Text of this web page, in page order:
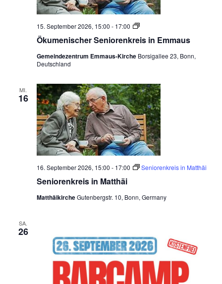
Ökumenischer Seniorenkreis in Emmaus
15. September 2026, 15:00 - 17:00
Ö
u
e
c
h
e
r
S
e
n
i
o
e
e
E
m
m
a
u
s
Gemeindezentrum Emmaus-Kirche Borsigallee 23, Bonn,
Deutschland
MI.
16
Seniorenkreis in Matthäi
16. September 2026, 15:00 - 17:00 Seniorenkreis in Matthäi
MatthäikircheGutenbergstr. 10, Bonn, Germany
SA.
26